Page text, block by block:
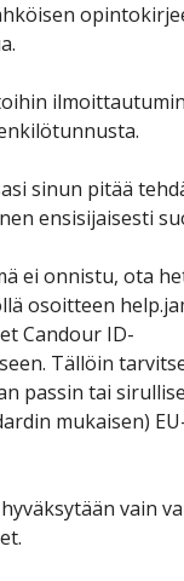
sinun pitää
ensisijaisesti
ei onnistu, ota
osoitteen
Candour ID-
Tällöin
passin tai
mukaisen)
vain